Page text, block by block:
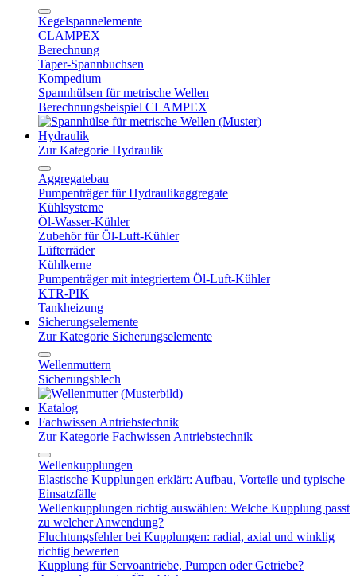
Kegelspannelemente
CLAMPEX
Berechnung
Taper-Spannbuchsen
Kompedium
Spannhülsen für metrische Wellen
Berechnungsbeispiel CLAMPEX
Hydraulik
Zur Kategorie Hydraulik
Aggregatebau
Pumpenträger für Hydraulikaggregate
Kühlsysteme
Öl-Wasser-Kühler
Zubehör für Öl-Luft-Kühler
Lüfterräder
Kühlkerne
Pumpenträger mit integriertem Öl-Luft-Kühler
KTR-PIK
Tankheizung
Sicherungselemente
Zur Kategorie Sicherungselemente
Wellenmuttern
Sicherungsblech
Katalog
Fachwissen Antriebstechnik
Zur Kategorie Fachwissen Antriebstechnik
Wellenkupplungen
Elastische Kupplungen erklärt: Aufbau, Vorteile und typische
Einsatzfälle
Wellenkupplungen richtig auswählen: Welche Kupplung passt
zu welcher Anwendung?
Fluchtungsfehler bei Kupplungen: radial, axial und winklig
richtig bewerten
Kupplung für Servoantriebe, Pumpen oder Getriebe?